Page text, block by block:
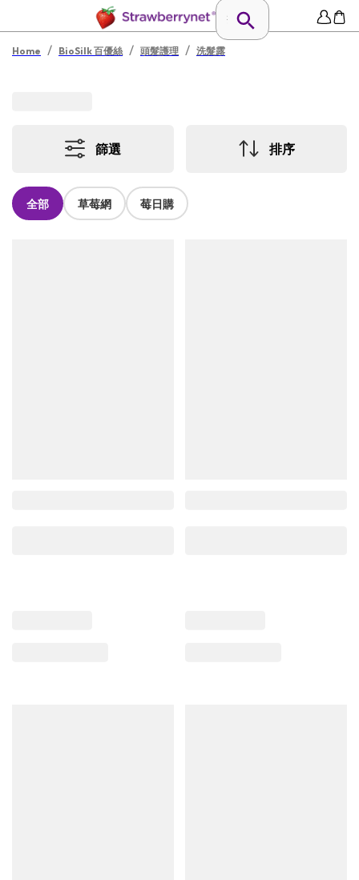
Home / BioSilk 百優絲 / 頭髮護理 / 洗髮露
篩選 排序
全部 草莓網 莓日購